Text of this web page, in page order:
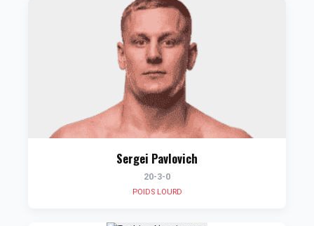
Sergei Pavlovich
20-3-0
POIDS LOURD